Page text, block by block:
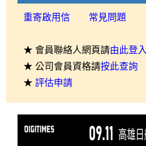
重寄啟用信 常見問題
★ 會員聯絡人網頁請由此登入
★ 公司會員資格請按此查詢
★ 評估申請